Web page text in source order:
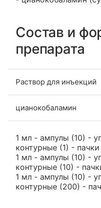
Состав и
препарата
Раствор для инъекций
цианокобаламин
1 мл - ампулы (10) -
контурные (1) -
1 мл - ампулы (10) -
контурные (10) -
1 мл - ампулы (10) -
контурные (200) -